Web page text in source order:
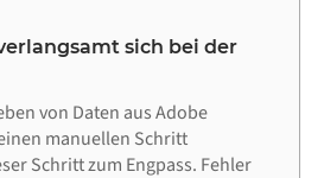
sich bei der
von Daten aus Adobe
manuellen Schritt
Schritt zum Engpass. Fehler